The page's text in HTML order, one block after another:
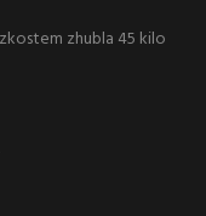
zhubla 45 kilo